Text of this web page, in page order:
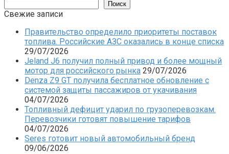
Поиск
Свежие записи
Правительство определило приоритеты поставок
топлива. Российские АЗС оказались в конце списка
29/07/2026
Jeland J6 получил полный привод и более мощный
мотор для российского рынка 29/07/2026
Denza Z9 GT получила бесплатное обновление с
системой защиты пассажиров от укачивания
04/07/2026
Топливный дефицит ударил по грузоперевозкам.
Перевозчики готовят повышение тарифов
04/07/2026
Seres готовит новый автомобильный бренд
09/06/2026